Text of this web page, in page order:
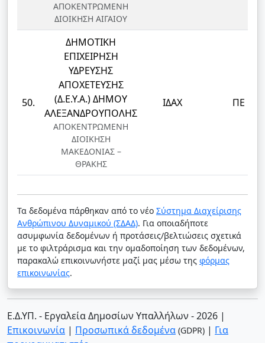
ΑΠΟΚΕΝΤΡΩΜΕΝΗ
ΔΙΟΙΚΗΣΗ ΑΙΓΑΙΟΥ
50.
ΔΗΜΟΤΙΚΗ
ΕΠΙΧΕΙΡΗΣΗ
ΥΔΡΕΥΣΗΣ
ΑΠΟΧΕΤΕΥΣΗΣ
(Δ.Ε.Υ.Α.) ΔΗΜΟΥ
ΑΛΕΞΑΝΔΡΟΥΠΟΛΗΣ
ΑΠΟΚΕΝΤΡΩΜΕΝΗ
ΔΙΟΙΚΗΣΗ
ΜΑΚΕΔΟΝΙΑΣ –
ΘΡΑΚΗΣ
ΙΔΑΧ ΠΕ
Τα δεδομένα πάρθηκαν από το νέο Σύστημα Διαχείρισης
Ανθρώπινου Δυναμικού (ΣΔΑΔ). Για οποιαδήποτε
ασυμφωνία δεδομένων ή προτάσεις/βελτιώσεις σχετικά
με το φιλτράρισμα και την ομαδοποίηση των δεδομένων,
παρακαλώ επικοινωνήστε μαζί μας μέσω της φόρμας
επικοινωνίας.
Ε.Δ.ΥΠ. - Εργαλεία Δημοσίων Υπαλλήλων - 2026 |
Επικοινωνία | Προσωπικά δεδομένα (GDPR) | Για